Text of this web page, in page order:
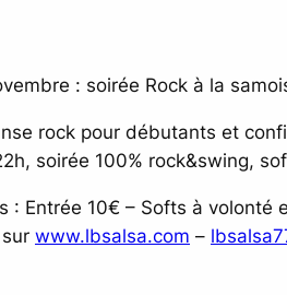
: soirée Rock à la
rock pour débutants et
soirée 100% rock&swing,
: Entrée 10€ – Softs à volonté
www.lbsalsa.com –